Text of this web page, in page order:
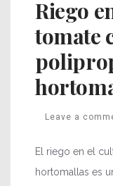
Riego
tomate
Leave a
El riego en el
hortomallas es